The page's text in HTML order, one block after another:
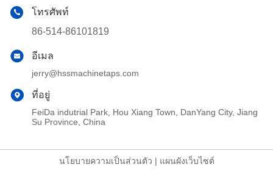
โทรศัพท์
86-514-86101819
อีเมล
jerry@hssmachinetaps.com
ที่อยู่
FeiDa indutrial Park, Hou Xiang Town, DanYang City, Jiang
Su Province, China
นโยบายความเป็นส่วนตัว | แผนผังเว็บไซต์